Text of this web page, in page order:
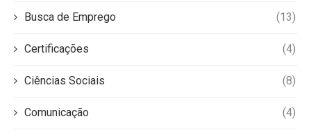
Busca de Emprego (13)
Certificações (4)
Ciências Sociais (8)
Comunicação (4)